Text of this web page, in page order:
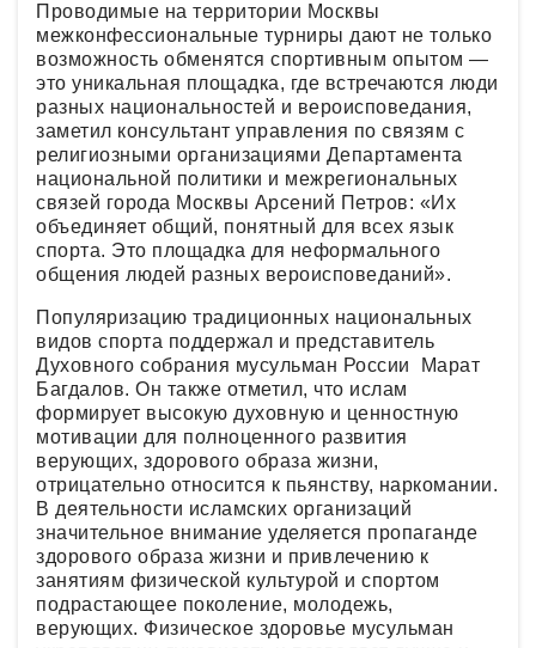
Проводимые на территории Москвы
межконфессиональные турниры дают не только
возможность обменятся спортивным опытом —
это уникальная площадка, где встречаются люди
разных национальностей и вероисповедания,
заметил консультант управления по связям с
религиозными организациями Департамента
национальной политики и межрегиональных
связей города Москвы Арсений Петров: «Их
объединяет общий, понятный для всех язык
спорта. Это площадка для неформального
общения людей разных вероисповеданий».
Популяризацию традиционных национальных
видов спорта поддержал и представитель
Духовного собрания мусульман России Марат
Багдалов. Он также отметил, что ислам
формирует высокую духовную и ценностную
мотивации для полноценного развития
верующих, здорового образа жизни,
отрицательно относится к пьянству, наркомании.
В деятельности исламских организаций
значительное внимание уделяется пропаганде
здорового образа жизни и привлечению к
занятиям физической культурой и спортом
подрастающее поколение, молодежь,
верующих. Физическое здоровье мусульман